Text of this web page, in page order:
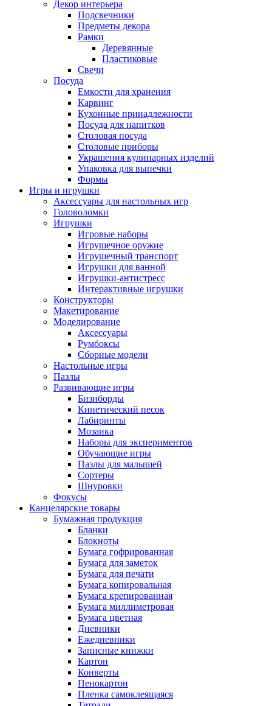
Декор интерьера
Подсвечники
Предметы декора
Рамки
Деревянные
Пластиковые
Свечи
Посуда
Емкости для хранения
Карвинг
Кухонные принадлежности
Посуда для напитков
Столовая посуда
Столовые приборы
Украшения кулинарных изделий
Упаковка для выпечки
Формы
Игры и игрушки
Аксессуары для настольных игр
Головоломки
Игрушки
Игровые наборы
Игрушечное оружие
Игрушечный транспорт
Игрушки для ванной
Игрушки-антистресс
Интерактивные игрушки
Конструкторы
Макетирование
Моделирование
Аксессуары
Румбоксы
Сборные модели
Настольные игры
Пазлы
Развивающие игры
Бизиборды
Кинетический песок
Лабиринты
Мозаика
Наборы для экспериментов
Обучающие игры
Пазлы для малышей
Сортеры
Шнуровки
Фокусы
Канцелярские товары
Бумажная продукция
Бланки
Блокноты
Бумага гофрированная
Бумага для заметок
Бумага для печати
Бумага копировальная
Бумага крепированная
Бумага миллиметровая
Бумага цветная
Дневники
Ежедневники
Записные книжки
Картон
Конверты
Пенокартон
Пленка самоклеящаяся